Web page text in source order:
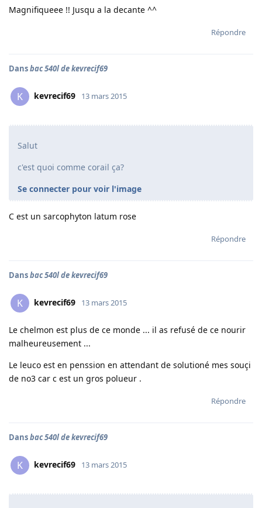
Magnifiqueee !! Jusqu a la decante ^^
Répondre
Dansbac 540l de kevrecif69
K kevrecif69 13 mars 2015
Salut
c'est quoi comme corail ça?
Se connecter pour voir l'image
C est un sarcophyton latum rose
Répondre
Dansbac 540l de kevrecif69
K kevrecif69 13 mars 2015
Le chelmon est plus de ce monde ... il as refusé de ce nourir
malheureusement ...
Le leuco est en penssion en attendant de solutioné mes souçi
de no3 car c est un gros polueur .
Répondre
Dansbac 540l de kevrecif69
K kevrecif69 13 mars 2015